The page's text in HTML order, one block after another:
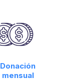
Donación
mensual